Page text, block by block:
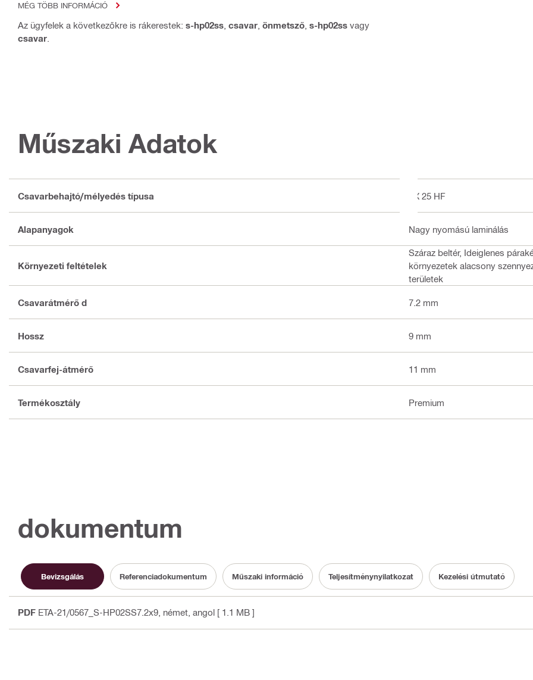
MÉG TÖBB INFORMÁCIÓ
Az ügyfelek a következőkre is rákerestek: s-hp02ss csavar önmetsző s-hp02ss vagy
csavar
Műszaki Adatok
Csavarbehajtó/mélyedés típusa TX 25 HF
Alapanyagok Nagy nyomású laminálás
Környezeti feltételek
Száraz beltér, Ideiglenes
környezetek alacsony
területek
Csavarátmérő d 7.2 mm
Hossz 9 mm
Csavarfej-átmérő 11 mm
Termékosztály Premium
dokumentum
Bevizsgálás Referenciadokumentum Műszaki információ Teljesítménynyilatkozat Kezelési útmutató
PDF ETA-21/0567_S-HP02SS7.2x9 , német, angol [ 1.1 MB ]